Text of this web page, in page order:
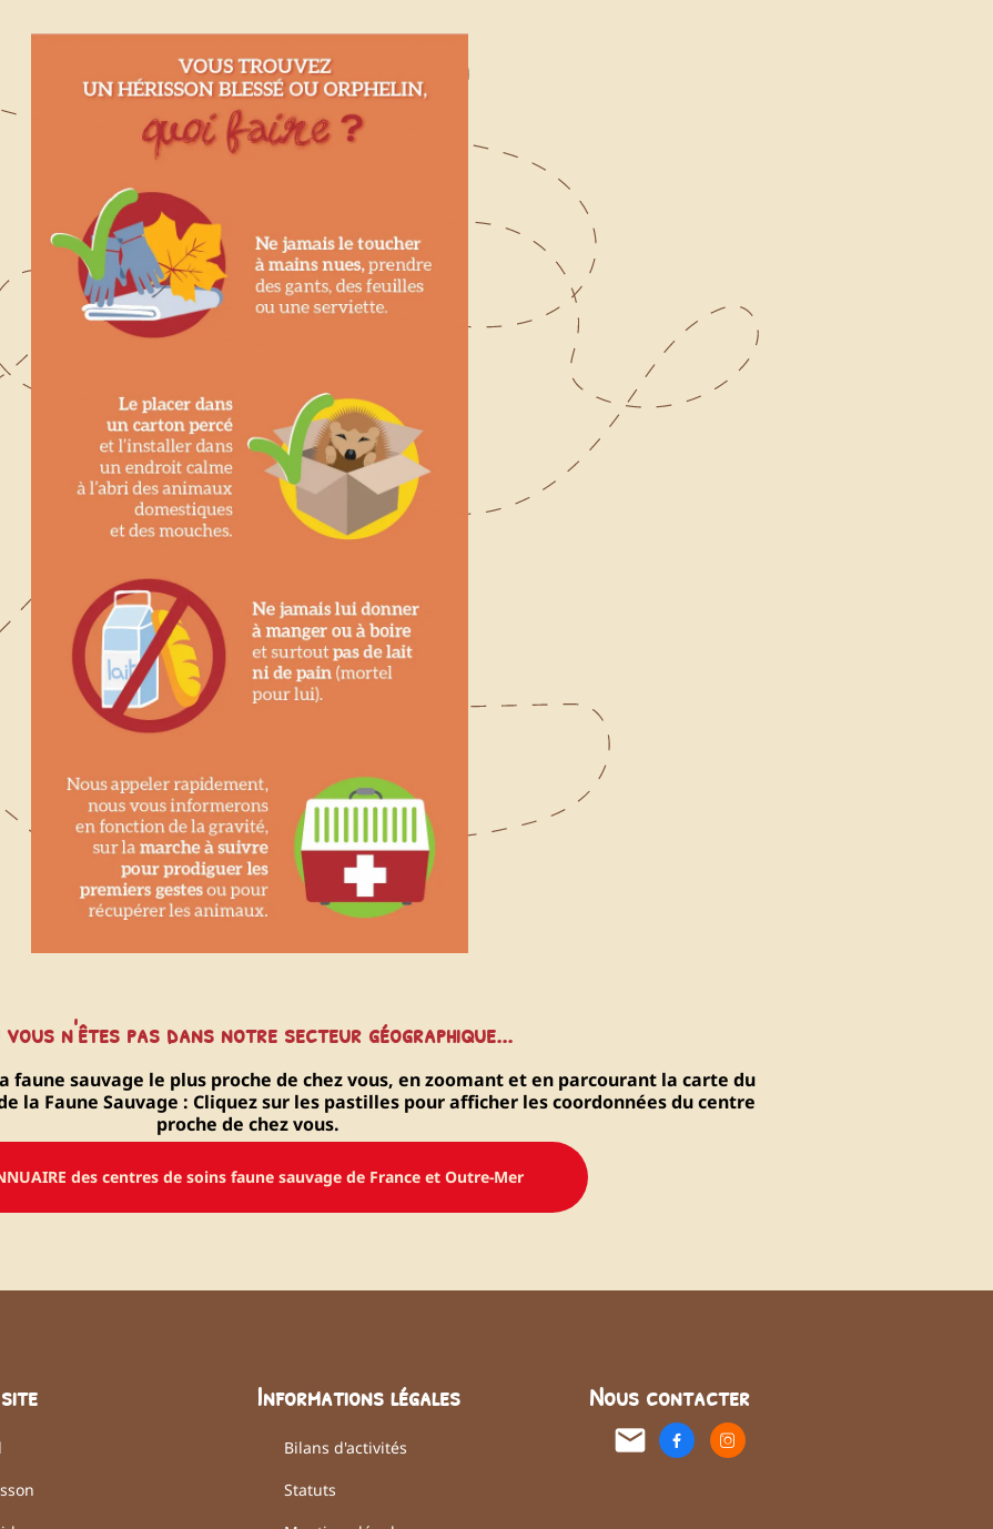
email 
Bilans d'activités
Statuts
Nous contacter
site Informations légales

vous n'êtes pas dans notre secteur géographique...
faune sauvage le plus proche de chez vous, en zoomant et en parcourant la carte du
la Faune Sauvage : Cliquez sur les pastilles pour afficher les coordonnées du centre
proche de chez vous.
des centres de soins faune sauvage de France et Outre-Mer